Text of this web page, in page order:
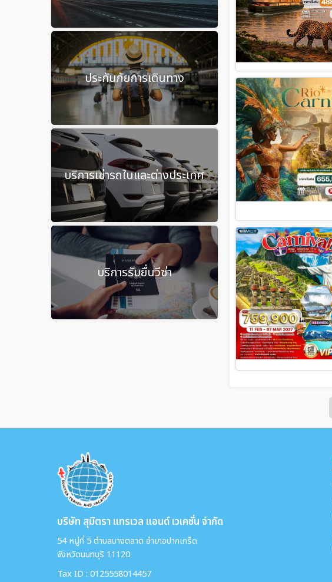
ประกันภัยการเดินทาง
บริการเช่ารถในและต่างประเทศ
บริการรับยื่นวีซ่า
บริษัท สุมิตรา แทรเวล แอนด์ เวเคชั่น จำกัด
54 หมู่ที่ 5 ตำบลบางตลาด อำเภอปากเกร็ด
จังหวัดนนทบุรี 11120
Tax ID : 0125558014457